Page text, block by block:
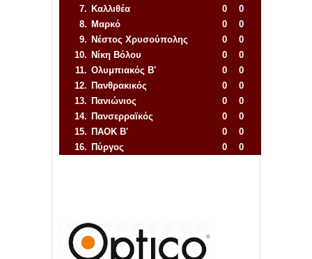
7. Καλλιθέα 0
0
8. Μαρκό 0
0
9. Νέστος Χρυσούπολης 0
0
10. Νίκη Βόλου 0
0
11. Ολυμπιακός Β' 0
0
12. Πανθρακικός 0
0
13. Πανιώνιος 0
0
14. Πανσερραϊκός 0
0
15. ΠΑΟΚ Β' 0
0
16. Πύργος 0
0